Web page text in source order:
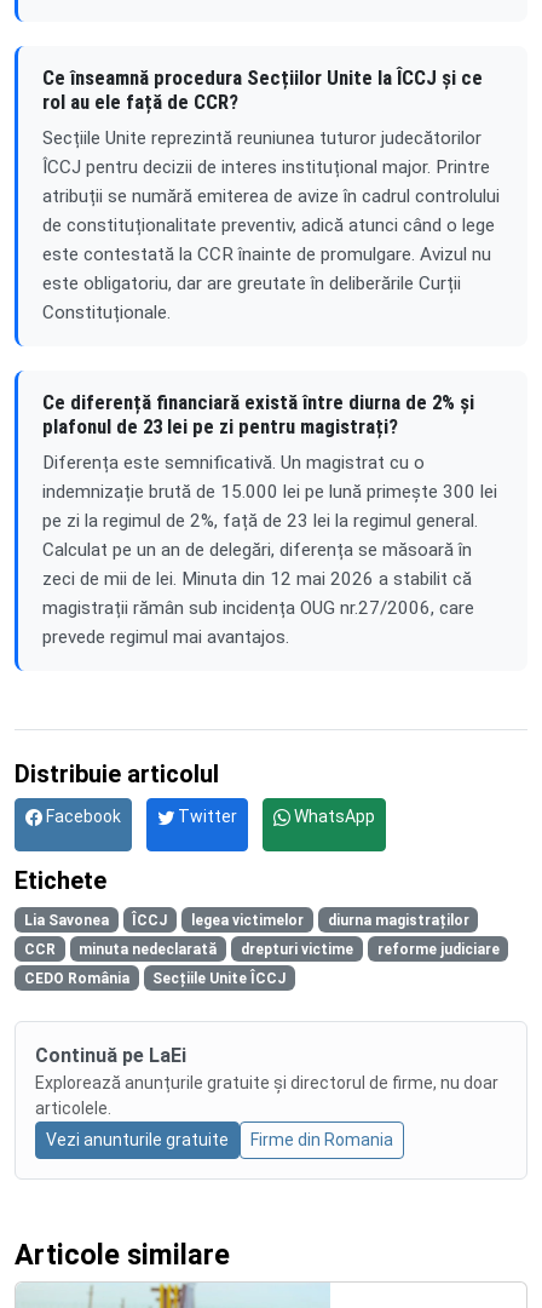
Ce înseamnă procedura Secțiilor Unite la ÎCCJ și ce
rol au ele față de CCR?
Secțiile Unite reprezintă reuniunea tuturor judecătorilor
ÎCCJ pentru decizii de interes instituțional major. Printre
atribuții se numără emiterea de avize în cadrul controlului
de constituționalitate preventiv, adică atunci când o lege
este contestată la CCR înainte de promulgare. Avizul nu
este obligatoriu, dar are greutate în deliberările Curții
Constituționale.
Ce diferență financiară există între diurna de 2% și
plafonul de 23 lei pe zi pentru magistrați?
Diferența este semnificativă. Un magistrat cu o
indemnizație brută de 15.000 lei pe lună primește 300 lei
pe zi la regimul de 2%, față de 23 lei la regimul general.
Calculat pe un an de delegări, diferența se măsoară în
zeci de mii de lei. Minuta din 12 mai 2026 a stabilit că
magistrații rămân sub incidența OUG nr.27/2006, care
prevede regimul mai avantajos.
Distribuie articolul
Facebook Twitter WhatsApp
Etichete
Lia Savonea ÎCCJ legea victimelor
diurna magistraților
CCR
minuta nedeclarată drepturi victime
reforme judiciare
CEDO România
Secțiile Unite ÎCCJ
Continuă pe LaEi
Explorează anunțurile gratuite și directorul de firme, nu doar
articolele.
Vezi anunturile gratuite
Firme din Romania
Articole similare